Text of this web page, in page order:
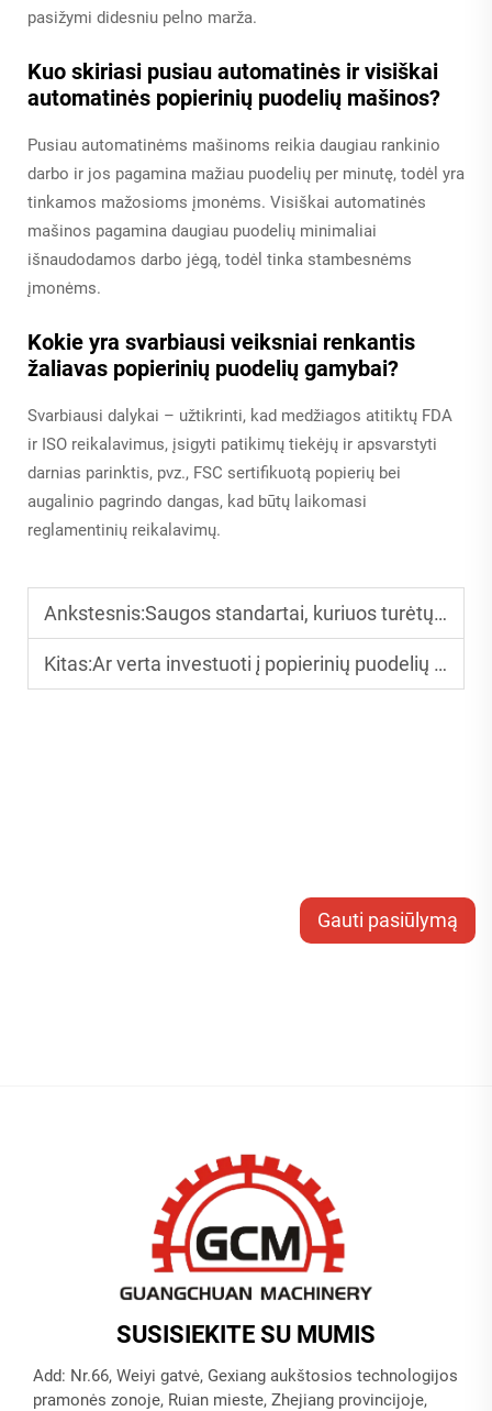
pasižymi didesniu pelno marža.
Kuo skiriasi pusiau automatinės ir visiškai
automatinės popierinių puodelių mašinos?
Pusiau automatinėms mašinoms reikia daugiau rankinio
darbo ir jos pagamina mažiau puodelių per minutę, todėl yra
tinkamos mažosioms įmonėms. Visiškai automatinės
mašinos pagamina daugiau puodelių minimaliai
išnaudodamos darbo jėgą, todėl tinka stambesnėms
įmonėms.
Kokie yra svarbiausi veiksniai renkantis
žaliavas popierinių puodelių gamybai?
Svarbiausi dalykai – užtikrinti, kad medžiagos atitiktų FDA
ir ISO reikalavimus, įsigyti patikimų tiekėjų ir apsvarstyti
darnias parinktis, pvz., FSC sertifikuotą popierių bei
augalinio pagrindo dangas, kad būtų laikomasi
reglamentinių reikalavimų.
Ankstesnis:Saugos standartai, kuriuos turėtų atitikti kiekvienas popierinių puodelių aparatūros gamintojas
Kitas:Ar verta investuoti į popierinių puodelių gamybos mašiną? Pelningumo grąža paaiškinta
Gauti pasiūlymą
SUSISIEKITE SU MUMIS
Add: Nr.66, Weiyi gatvė, Gexiang aukštosios technologijos
pramonės zonoje, Ruian mieste, Zhejiang provincijoje,